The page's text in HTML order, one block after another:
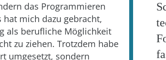
das Programmieren
hat mich dazu gebracht,
als berufliche Möglichkeit
zu ziehen. Trotzdem habe
umgesetzt, sondern